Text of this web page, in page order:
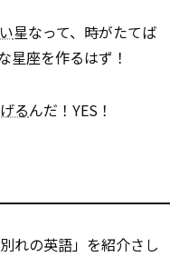
星なって、時がたてば
星座を作るはず！
るんだ！YES！
れの英語」を紹介さし